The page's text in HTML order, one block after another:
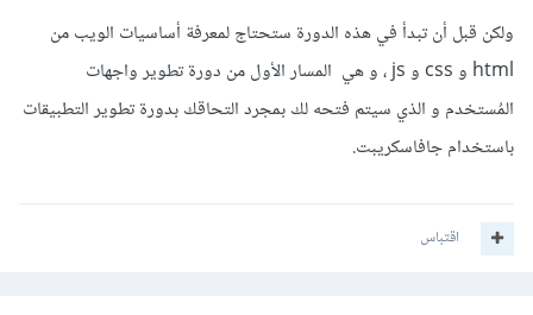
ولكن قبل أن تبدأ في هذه الدورة ستحتاج لمعرفة أساسيات الويب من
html و css و js ، و هي المسار الأول من دورة تطوير واجهات
المُستخدم و الذي سيتم فتحه لك بمجرد التحاقك بدورة تطوير التطبيقات
باستخدام جافاسكريبت.
اقتباس